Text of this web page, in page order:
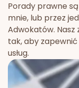
Porady prawne
mnie, lub przez
Adwokatów. Nasz
tak, aby
usług.